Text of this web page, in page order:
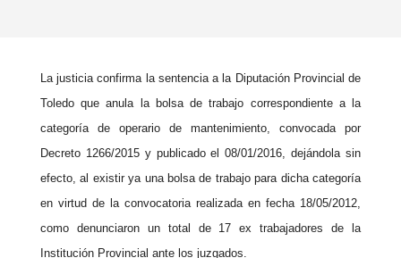
La justicia confirma la sentencia a la Diputación Provincial de
Toledo que anula la bolsa de trabajo correspondiente a la
categoría de operario de mantenimiento, convocada por
Decreto 1266/2015 y publicado el 08/01/2016, dejándola sin
efecto, al existir ya una bolsa de trabajo para dicha categoría
en virtud de la convocatoria realizada en fecha 18/05/2012,
como denunciaron un total de 17 ex trabajadores de la
Institución Provincial ante los juzgados.